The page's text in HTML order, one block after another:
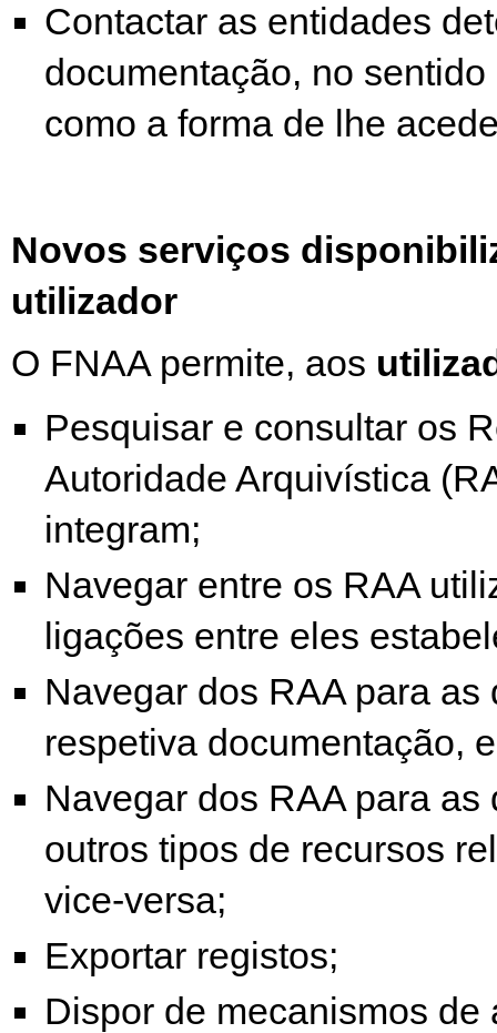
Contactar as entidades
documentação, no
como a forma de lhe
Novos serviços
utilizador
O FNAA permite, aos
Pesquisar e consultar os
Autoridade Arquivística
integram;
Navegar entre os RAA
ligações entre eles
Navegar dos RAA para as
respetiva documentação,
Navegar dos RAA para as
outros tipos de recursos
vice-versa;
Exportar registos;
Dispor de mecanismos de